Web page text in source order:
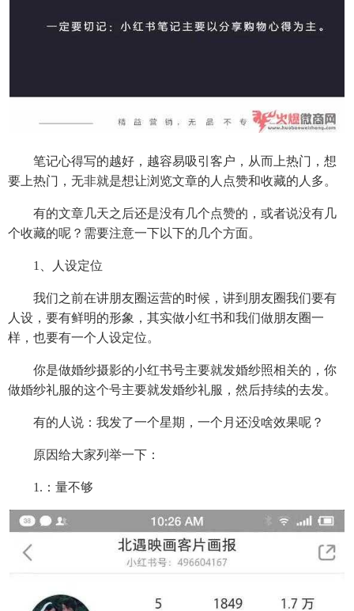
笔记心得写的越好，越容易吸引客户，从而上热门，想
要上热门，无非就是想让浏览文章的人点赞和收藏的人多。
有的文章几天之后还是没有几个点赞的，或者说没有几
个收藏的呢？需要注意一下以下的几个方面。
1、人设定位
我们之前在讲朋友圈运营的时候，讲到朋友圈我们要有
人设，要有鲜明的形象，其实做小红书和我们做朋友圈一
样，也要有一个人设定位。
你是做婚纱摄影的小红书号主要就发婚纱照相关的，你
做婚纱礼服的这个号主要就发婚纱礼服，然后持续的去发。
有的人说：我发了一个星期，一个月还没啥效果呢？
原因给大家列举一下：
1.：量不够